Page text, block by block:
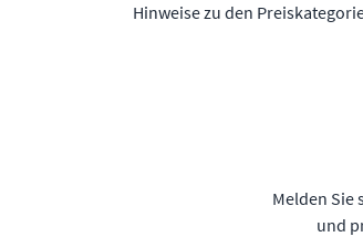
Hinweise zu den
Melden Sie
und